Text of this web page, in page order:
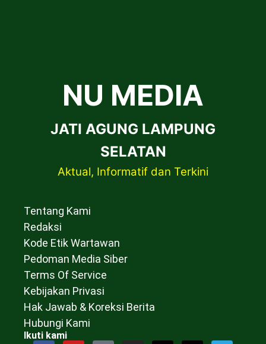
NU MEDIA
JATI AGUNG LAMPUNG
SELATAN
Aktual, Informatif dan Terkini
Tentang Kami
Redaksi
Kode Etik Wartawan
Pedoman Media Siber
Terms Of Service
Kebijakan Privasi
Hak Jawab & Koreksi Berita
Hubungi Kami
Ikuti kami